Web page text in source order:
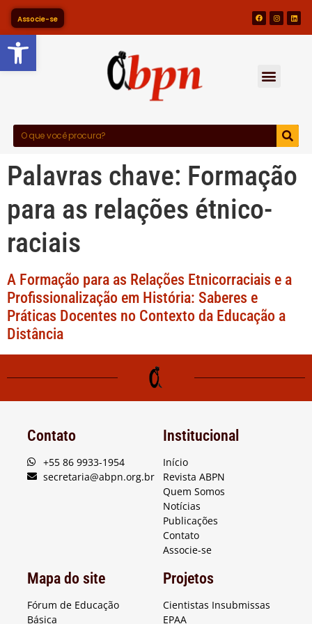
Barra de Ferramentas
Associe-se
Palavras chave: Formação
para as relações étnico-
raciais
A Formação para as Relações Etnicorraciais e a
Profissionalização em História: Saberes e
Práticas Docentes no Contexto da Educação a
Distância
Contato
+55 86 9933-1954
secretaria@abpn.org.br
Institucional
Início
Revista ABPN
Quem Somos
Notícias
Publicações
Contato
Associe-se
Mapa do site
Fórum de Educação
Básica
Projetos
Cientistas Insubmissas
EPAA